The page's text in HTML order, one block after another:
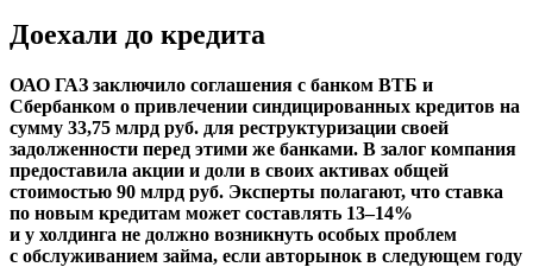
Доехали до кредита
ОАО ГАЗ заключило соглашения с банком ВТБ и
Сбербанком о привлечении синдицированных кредитов на
сумму 33,75 млрд руб. для реструктуризации своей
задолженности перед этими же банками. В залог компания
предоставила акции и доли в своих активах общей
стоимостью 90 млрд руб. Эксперты полагают, что ставка
по новым кредитам может составлять 13–14%
и у холдинга не должно возникнуть особых проблем
с обслуживанием займа, если авторынок в следующем году